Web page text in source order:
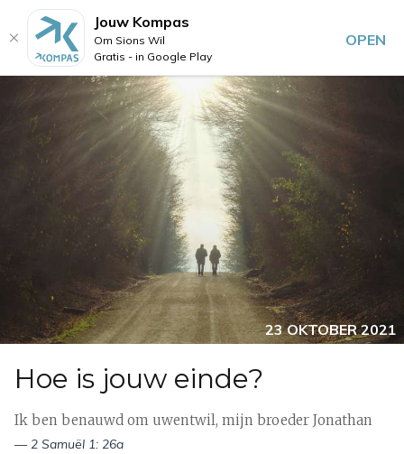
23 OKTOBER 2021
Hoe is jouw einde?
Ik ben benauwd om uwentwil, mijn broeder Jonathan
— 2 Samuël 1: 26a
Jouw Kompas
Om Sions Wil
Gratis - in Google Play
OPEN